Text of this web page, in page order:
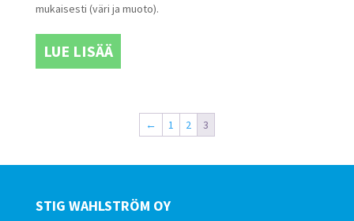
mukaisesti (väri ja muoto).
LUE LISÄÄ
← 1 2 3
STIG WAHLSTRÖM OY